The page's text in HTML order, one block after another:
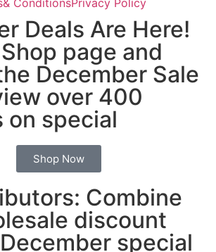
Deals Are Here!
page and
December Sale
over 400
on special
Shop Now
Combine
discount
special